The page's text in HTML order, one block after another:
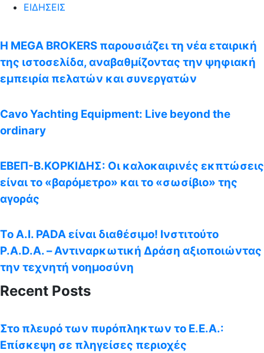
ΕΙΔΗΣΕΙΣ
Η MEGA BROKERS παρουσιάζει τη νέα εταιρική
της ιστοσελίδα, αναβαθμίζοντας την ψηφιακή
εμπειρία πελατών και συνεργατών
Cavo Yachting Equipment: Live beyond the
ordinary
EΒΕΠ-Β.ΚΟΡΚΙΔΗΣ: Οι καλοκαιρινές εκπτώσεις
είναι το «βαρόμετρο» και το «σωσίβιο» της
αγοράς
Το A.I. PADA είναι διαθέσιμο! Ινστιτούτο
P.A.D.A. – Αντιναρκωτική Δράση αξιοποιώντας
την τεχνητή νοημοσύνη
Recent Posts
Στο πλευρό των πυρόπληκτων το Ε.Ε.Α.:
Επίσκεψη σε πληγείσες περιοχές